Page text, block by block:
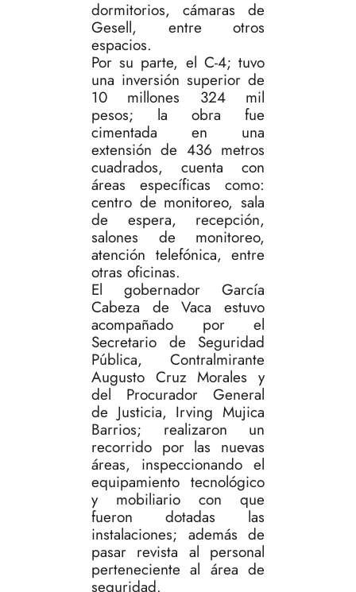
dormitorios, cámaras de
Gesell, entre otros
espacios.
Por su parte, el C-4; tuvo
una inversión superior de
10 millones 324 mil
pesos; la obra fue
cimentada en una
extensión de 436 metros
cuadrados, cuenta con
áreas específicas como:
centro de monitoreo, sala
de espera, recepción,
salones de monitoreo,
atención telefónica, entre
otras oficinas.
El gobernador García
Cabeza de Vaca estuvo
acompañado por el
Secretario de Seguridad
Pública, Contralmirante
Augusto Cruz Morales y
del Procurador General
de Justicia, Irving Mujica
Barrios; realizaron un
recorrido por las nuevas
áreas, inspeccionando el
equipamiento tecnológico
y mobiliario con que
fueron dotadas las
instalaciones; además de
pasar revista al personal
perteneciente al área de
seguridad.